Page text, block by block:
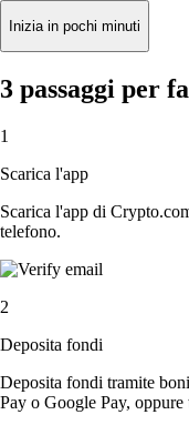
Inizia in pochi minuti
3 passaggi per
1
Scarica l'app
Scarica l'app di
telefono.
2
Deposita fondi
Deposita fondi tramite
Pay o Google Pay,